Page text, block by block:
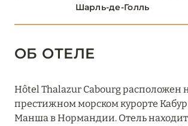
О-ДЕ-ФРАНС
ПАРИЖ
Шарль-де-Голль
ОБ ОТЕЛЕ
Hôtel Thalazur Cabourg расположен
престижном морском курорте Кабур
Манша в Нормандии. Отель